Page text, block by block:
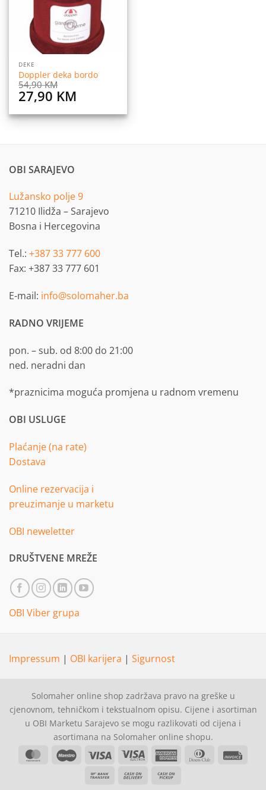
DEKE
Doppler deka bordo
54,90KM
Original
price
was:
27,90 KM
is:
OBI SARAJEVO
Lužansko polje 9
71210 Ilidža – Sarajevo
Bosna i Hercegovina
Tel.: +387 33 777 600
Fax: +387 33 777 601
E-mail: info@solomaher.ba
RADNO VRIJEME
pon. – sub. od 8:00 do 21:00
ned. neradni dan
*praznicima moguća promjena u radnom vremenu
OBI USLUGE
Plaćanje (na rate)
Dostava
Online rezervacija i
preuzimanje u marketu
OBI neweletter
DRUŠTVENE MREŽE
OBI Viber grupa
Impressum | OBI karijera | Sigurnost
Solomaher online shop zadržava pravo na greške u
cjenovnom, tehničkom i tekstualnom opisu. Cijene i asortiman
u OBI Marketu Sarajevo se mogu razlikovati od cijena i
asortimana na Solomaher online shopu.
MasterCardMaestro Visa
Visa
American Dinners
Bank
Cash